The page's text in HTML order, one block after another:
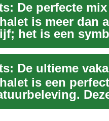
De perfecte
is meer dan
het is een
met ...
is een
bieden een